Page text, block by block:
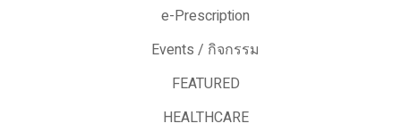
e-Prescription
Events / กิจกรรม
FEATURED
HEALTHCARE